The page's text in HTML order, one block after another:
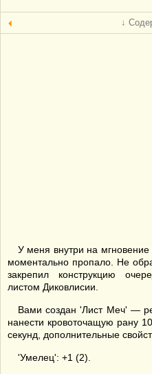
↓
У меня внутри на
моментально пропало. Не
закрепил конструкцию
листом Диковлисии.
Вами создан 'Лист Меч' —
нанести кровоточащую рану
секунд, дополнительные
'Умелец': +1 (2).